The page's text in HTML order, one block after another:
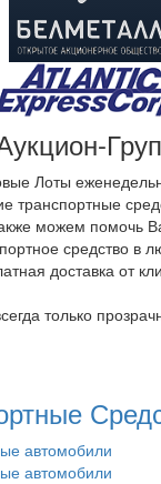
Лоты
транспортные
можем помочь
средство в
доставка от
только
автомобили
автомобили